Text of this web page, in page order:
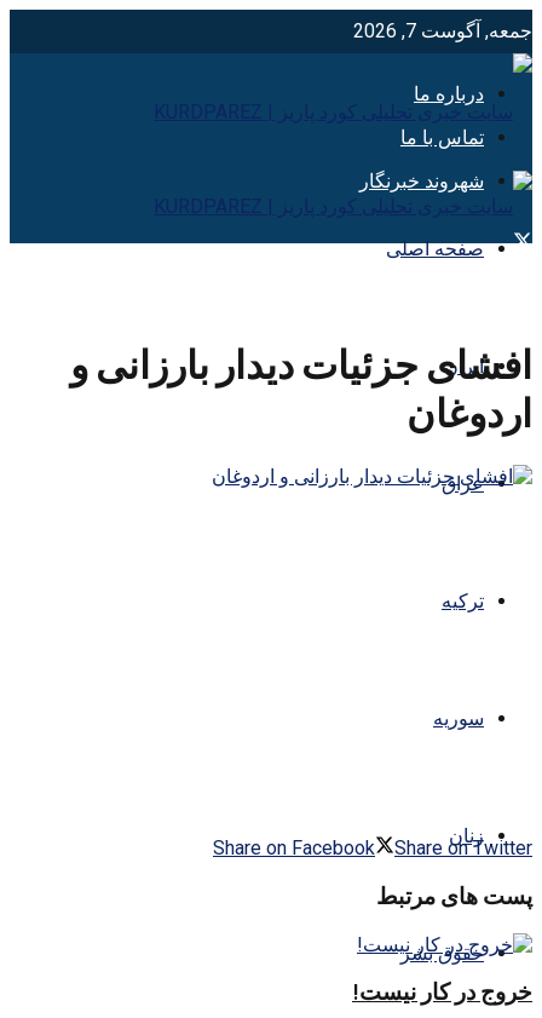
جمعه, آگوست 7, 2026
درباره ما
تماس با ما
شهروند خبرنگار
صفحه اصلی
ایران
عراق
ترکیه
سوریه
زنان
حقوق بشر
افشای جزئیات دیدار بارزانی و
اردوغان
Share on Facebook Share on Twitter
پست های مرتبط
خروج در کار نیست!